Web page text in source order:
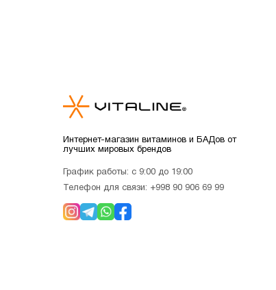
Интернет-магазин витаминов и БАДов от
лучших мировых брендов
График работы: с 9:00 до 19:00
Телефон для связи: +998 90 906 69 99